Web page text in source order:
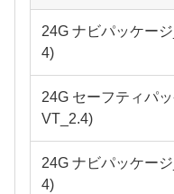
24G ナビパッケー
4)
24G セーフティパ
VT_2.4)
24G ナビパッケー
4)